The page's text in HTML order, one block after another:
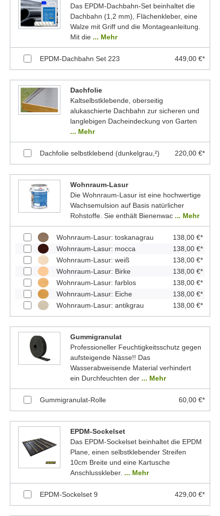
Das EPDM-Dachbahn-Set beinhaltet die
Dachbahn (1,2 mm), Flächenkleber, eine
Walze mit Griff und die Montageanleitung.
Mit die ... Mehr
EPDM-Dachbahn Set 223 449,00 €*
Dachfolie
Kaltselbstklebende, oberseitig
alukaschierte Dachbahn zur sicheren und
langlebigen Dacheindeckung von Garten
... Mehr
Dachfolie selbstklebend (dunkelgrau,²) 220,00 €*
Wohnraum-Lasur
Die Wohnraum-Lasur ist eine hochwertige
Wachsemulsion auf Basis natürlicher
Rohstoffe. Sie enthält Bienenwac ... Mehr
Wohnraum-Lasur: toskanagrau
138,00 €*
Wohnraum-Lasur: mocca
138,00 €*
Wohnraum-Lasur: weiß
138,00 €*
Wohnraum-Lasur: Birke
138,00 €*
Wohnraum-Lasur: farblos
138,00 €*
Wohnraum-Lasur: Eiche
138,00 €*
Wohnraum-Lasur: antikgrau
138,00 €*
Gummigranulat
Professioneller Feuchtigkeitsschutz gegen
aufsteigende Nässe!! Das
Wasserabweisende Material verhindert
ein Durchfeuchten der ... Mehr
Gummigranulat-Rolle 60,00 €*
EPDM-Sockelset
Das EPDM-Sockelset beinhaltet die EPDM
Plane, einen selbstklebender Streifen
10cm Breite und eine Kartusche
Anschlusskleber. ... Mehr
EPDM-Sockelset 9 429,00 €*